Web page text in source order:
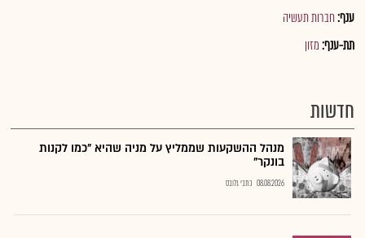
ענף:חברות תעשיה
תת-ענף:מזון
חדשות
מנהל ההשקעות שממליץ על מניה שהיא "כמו לקנות
בונקר"
08.08.2026 כתבי גלובס